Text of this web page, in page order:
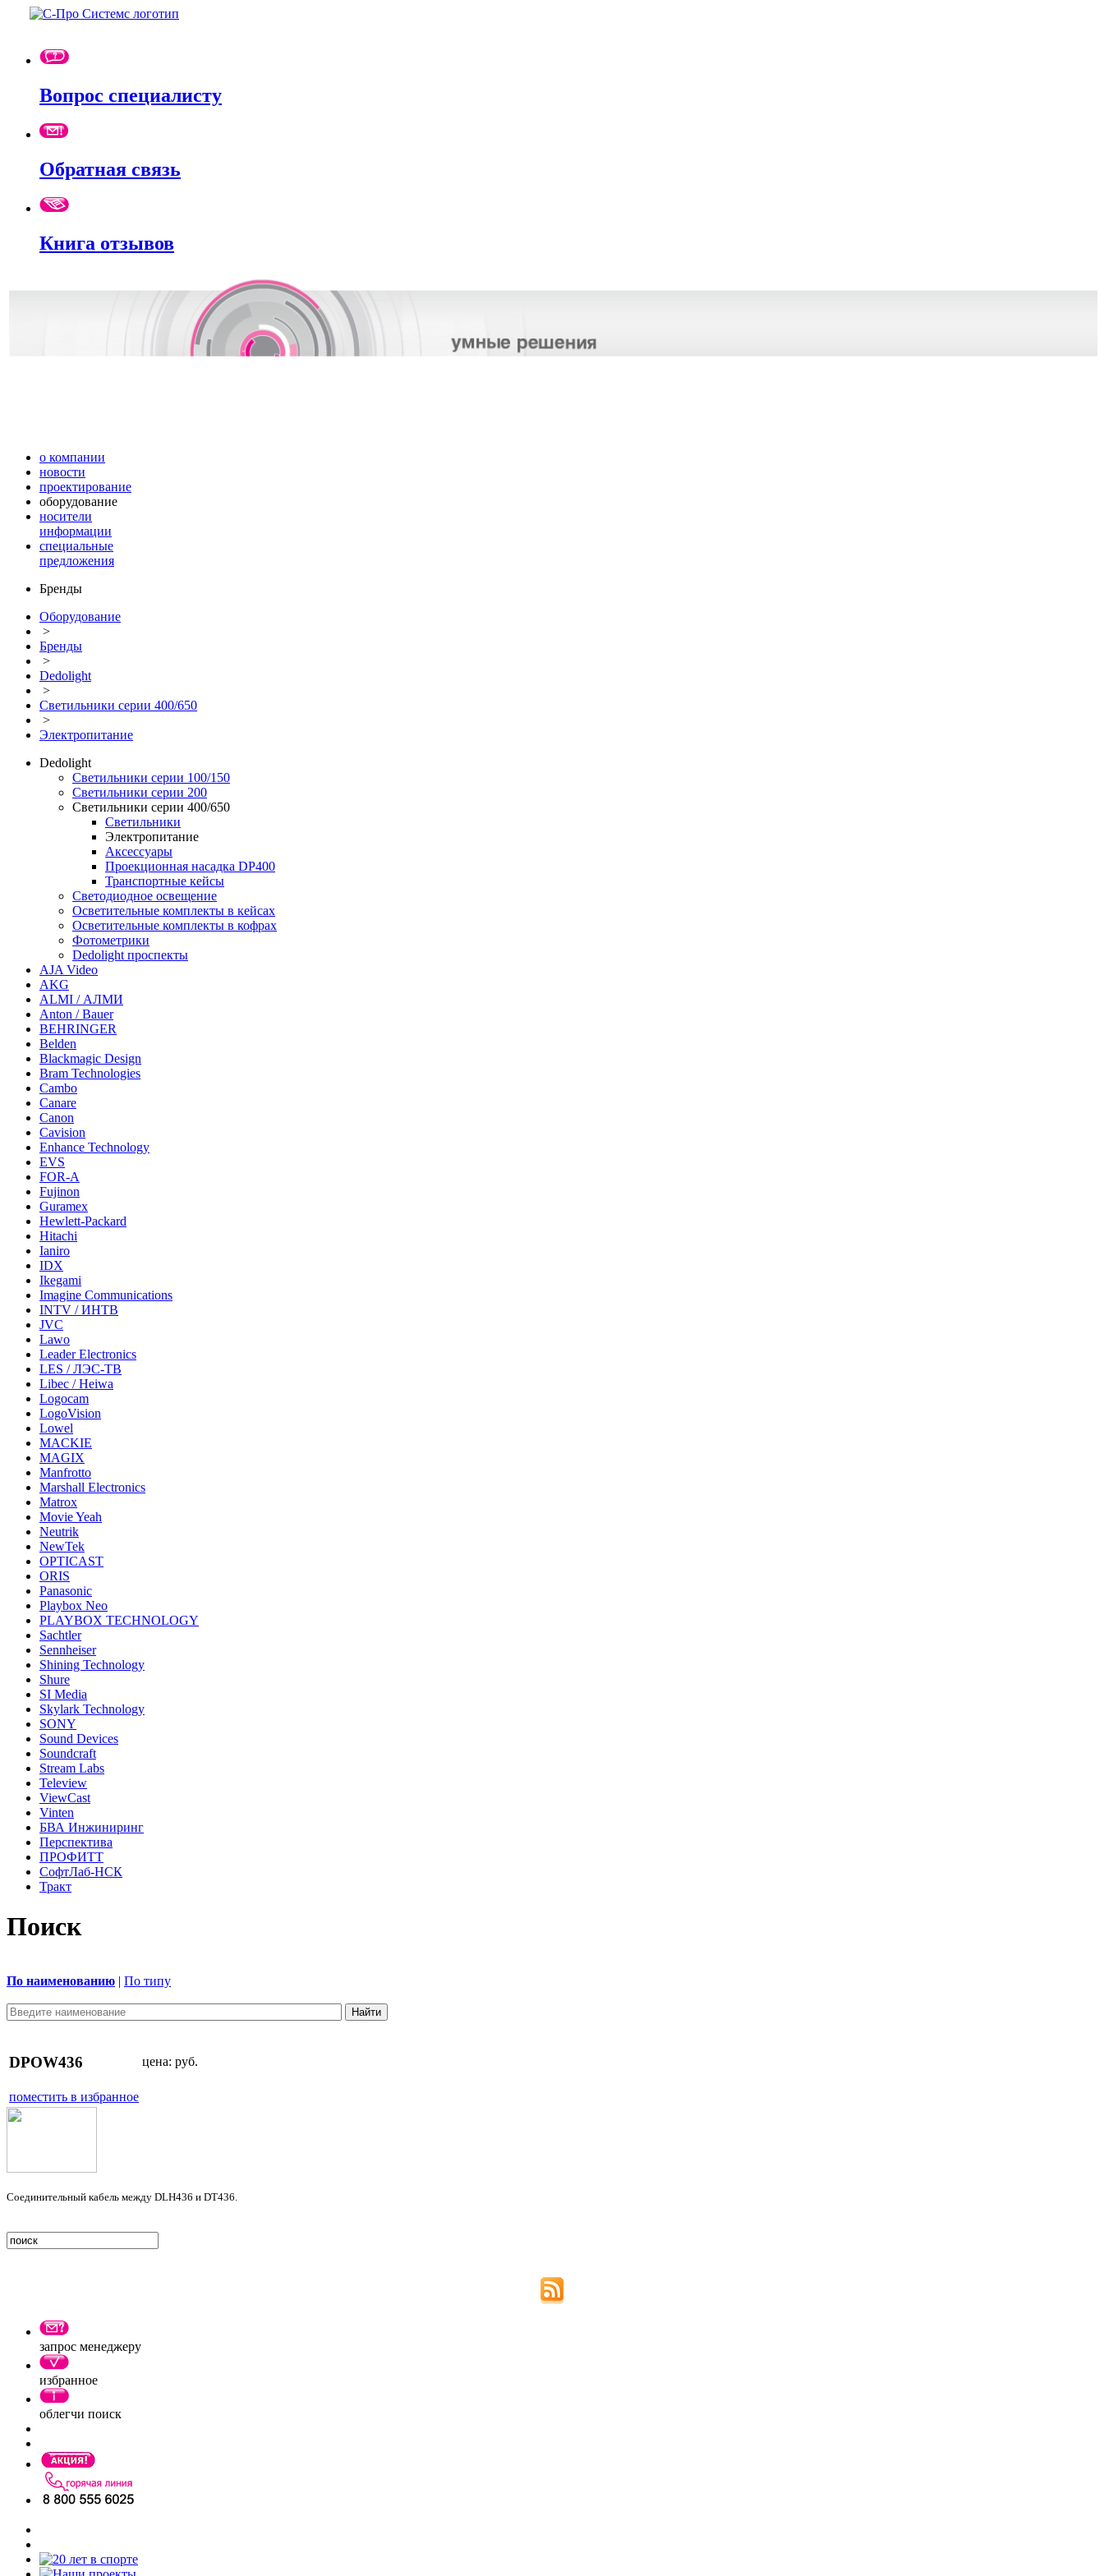
Вопрос специалисту
Обратная связь
Книга отзывов
о компании
новости
проектирование
оборудование
носители
информации
специальные
предложения
Бренды
Оборудование
>
Бренды
>
Dedolight
>
Светильники серии 400/650
>
Электропитание
Dedolight
Светильники серии 100/150
Светильники серии 200
Светильники серии 400/650
Светильники
Электропитание
Аксессуары
Проекционная насадка DP400
Транспортные кейсы
Светодиодное освещение
Осветительные комплекты в кейсах
Осветительные комплекты в кофрах
Фотометрики
Dedolight проспекты
AJA Video
AKG
ALMI / АЛМИ
Anton / Bauer
BEHRINGER
Belden
Blackmagic Design
Bram Technologies
Cambo
Canare
Canon
Cavision
Enhance Technology
EVS
FOR-A
Fujinon
Guramex
Hewlett-Packard
Hitachi
Ianiro
IDX
Ikegami
Imagine Communications
INTV / ИНТВ
JVC
Lawo
Leader Electronics
LES / ЛЭС-ТВ
Libec / Heiwa
Logocam
LogoVision
Lowel
MACKIE
MAGIX
Manfrotto
Marshall Electronics
Matrox
Movie Yeah
Neutrik
NewTek
OPTICAST
ORIS
Panasonic
Playbox Neo
PLAYBOX TECHNOLOGY
Sachtler
Sennheiser
Shining Technology
Shure
SI Media
Skylark Technology
SONY
Sound Devices
Soundcraft
Stream Labs
Teleview
ViewCast
Vinten
БВА Инжиниринг
Перспектива
ПРОФИТТ
СофтЛаб-НСК
Тракт
Поиск
По наименованию По типу
DPOW436 цена: руб.
поместить в избранное
Соединительный кабель между DLH436 и DТ436.
запрос менеджеру
избранное
облегчи поиск